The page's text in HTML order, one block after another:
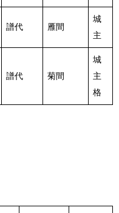
譜代 雁間
城
主
譜代 菊間
城
主
格